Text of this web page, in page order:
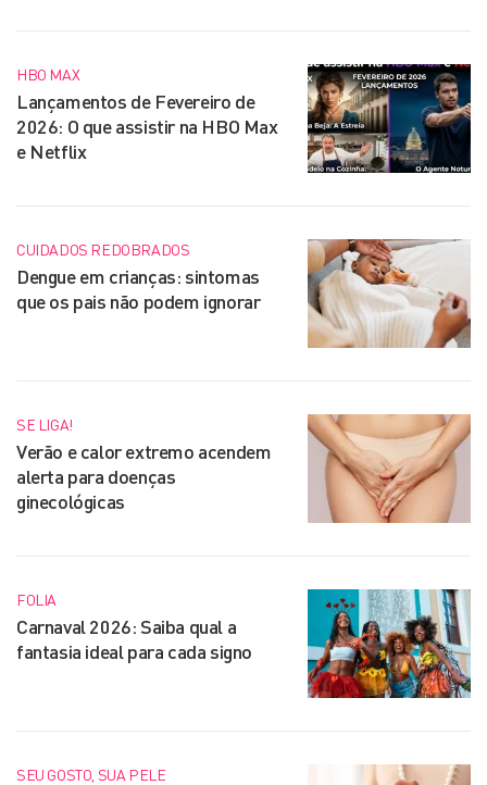
HBO MAX
Lançamentos de Fevereiro de
2026: O que assistir na HBO Max
e Netflix
CUIDADOS REDOBRADOS
Dengue em crianças: sintomas
que os pais não podem ignorar
SE LIGA!
Verão e calor extremo acendem
alerta para doenças
ginecológicas
FOLIA
Carnaval 2026: Saiba qual a
fantasia ideal para cada signo
SEU GOSTO, SUA PELE